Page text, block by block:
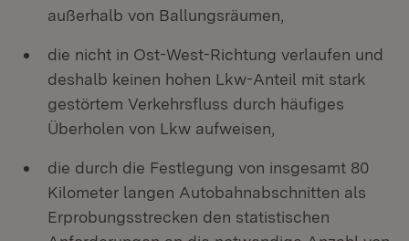
außerhalb von Ballungsräumen,
die nicht in Ost-West-Richtung verlaufen und
deshalb keinen hohen Lkw-Anteil mit stark
gestörtem Verkehrsfluss durch häufiges
Überholen von Lkw aufweisen,
die durch die Festlegung von insgesamt 80
Kilometer langen Autobahnabschnitten als
Erprobungsstrecken den statistischen